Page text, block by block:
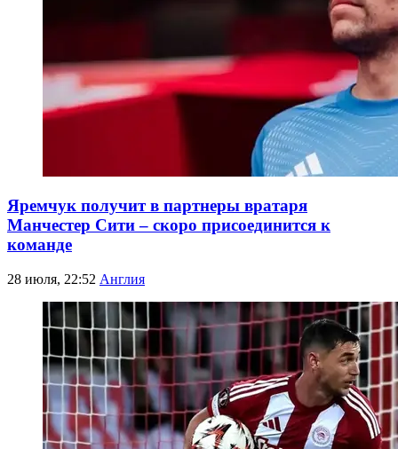
Яремчук получит в партнеры вратаря
Манчестер Сити – скоро присоединится к
команде
28 июля, 22:52 Англия